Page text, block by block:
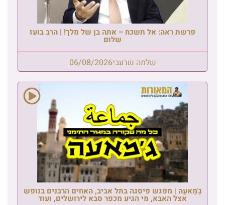
פרשת ראה: אל תשכח – אתה בן של מלך! | הרב בועז
שלום
שלמה שרעבי06/08/2026
גַ'מַאעַה | מפגש פיסגה בתל אביב, האחים הרבנים בנופש
אצל האבא, מי הגיע מכפר סבא לירושלים, ועוד